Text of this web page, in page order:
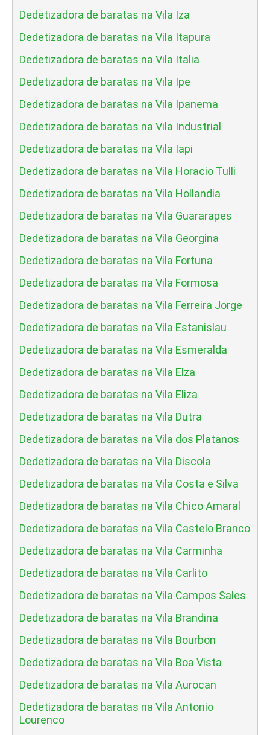
Dedetizadora de baratas na Vila Iza
Dedetizadora de baratas na Vila Itapura
Dedetizadora de baratas na Vila Italia
Dedetizadora de baratas na Vila Ipe
Dedetizadora de baratas na Vila Ipanema
Dedetizadora de baratas na Vila Industrial
Dedetizadora de baratas na Vila Iapi
Dedetizadora de baratas na Vila Horacio Tulli
Dedetizadora de baratas na Vila Hollandia
Dedetizadora de baratas na Vila Guararapes
Dedetizadora de baratas na Vila Georgina
Dedetizadora de baratas na Vila Fortuna
Dedetizadora de baratas na Vila Formosa
Dedetizadora de baratas na Vila Ferreira Jorge
Dedetizadora de baratas na Vila Estanislau
Dedetizadora de baratas na Vila Esmeralda
Dedetizadora de baratas na Vila Elza
Dedetizadora de baratas na Vila Eliza
Dedetizadora de baratas na Vila Dutra
Dedetizadora de baratas na Vila dos Platanos
Dedetizadora de baratas na Vila Discola
Dedetizadora de baratas na Vila Costa e Silva
Dedetizadora de baratas na Vila Chico Amaral
Dedetizadora de baratas na Vila Castelo Branco
Dedetizadora de baratas na Vila Carminha
Dedetizadora de baratas na Vila Carlito
Dedetizadora de baratas na Vila Campos Sales
Dedetizadora de baratas na Vila Brandina
Dedetizadora de baratas na Vila Bourbon
Dedetizadora de baratas na Vila Boa Vista
Dedetizadora de baratas na Vila Aurocan
Dedetizadora de baratas na Vila Antonio
Lourenco